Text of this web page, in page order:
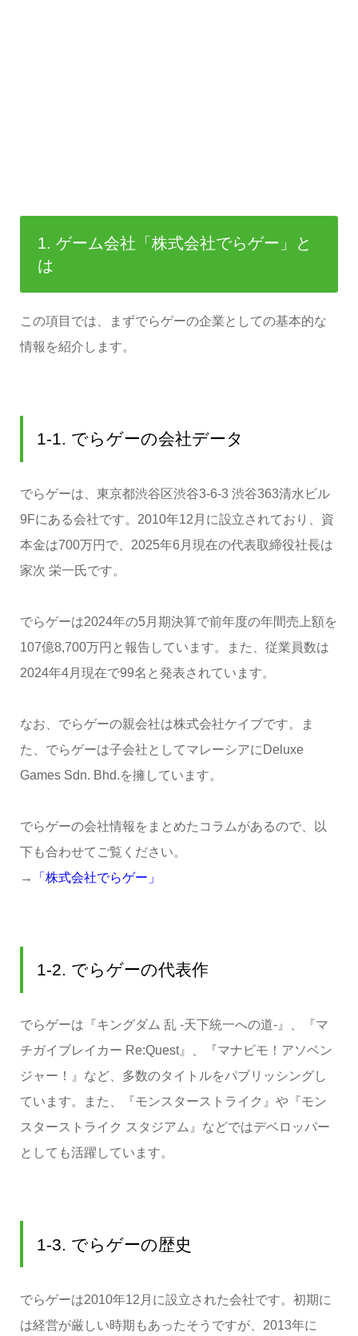
1. ゲーム会社「株式会社でらゲー」と
は
この項目では、まずでらゲーの企業としての基本的な
情報を紹介します。
1-1. でらゲーの会社データ
でらゲーは、東京都渋谷区渋谷3-6-3 渋谷363清水ビル
9Fにある会社です。2010年12月に設立されており、資
本金は700万円で、2025年6月現在の代表取締役社長は
家次 栄一氏です。
でらゲーは2024年の5月期決算で前年度の年間売上額を
107億8,700万円と報告しています。また、従業員数は
2024年4月現在で99名と発表されています。
なお、でらゲーの親会社は株式会社ケイブです。ま
た、でらゲーは子会社としてマレーシアにDeluxe
Games Sdn. Bhd.を擁しています。
でらゲーの会社情報をまとめたコラムがあるので、以
下も合わせてご覧ください。
→
「株式会社でらゲー」
1-2. でらゲーの代表作
でらゲーは『キングダム 乱 -天下統一への道-』、『マ
チガイブレイカー Re:Quest』、『マナビモ！アソベン
ジャー！』など、多数のタイトルをパブリッシングし
ています。また、『モンスターストライク』や『モン
スターストライク スタジアム』などではデベロッパー
としても活躍しています。
1-3. でらゲーの歴史
でらゲーは2010年12月に設立された会社です。初期に
は経営が厳しい時期もあったそうですが、2013年に